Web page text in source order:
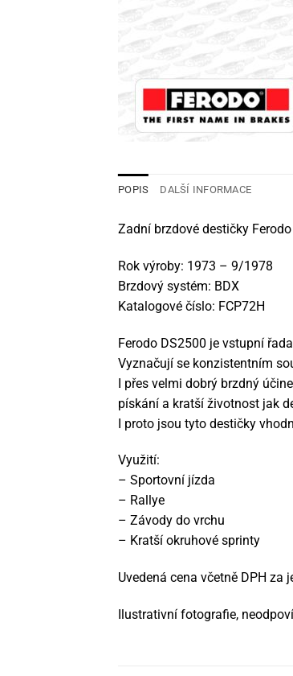
POPIS DALŠÍ INFORMACE
Zadní brzdové destičky
Rok výroby: 1973 – 9/1978
Brzdový systém: BDX
Katalogové číslo: FCP72H
Ferodo DS2500 je vstupní
Vyznačují se konzistentním
I přes velmi dobrý brzdný
pískání a kratší životnost jak
I proto jsou tyto destičky
Využití:
– Sportovní jízda
– Rallye
– Závody do vrchu
– Kratší okruhové sprinty
Uvedená cena včetně DPH za
Ilustrativní fotografie,